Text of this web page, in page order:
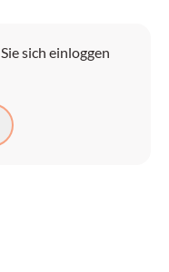
sich einloggen